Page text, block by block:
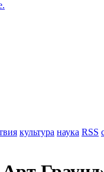
культура наука RSS